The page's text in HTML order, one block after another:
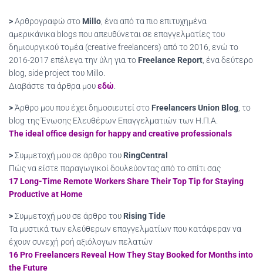
>Αρθρογραφώ στο Millo , ένα από τα πιο επιτυχημένα
αμερικάνικα blogs που απευθύνεται σε επαγγελματίες του
δημιουργικού τομέα (creative freelancers) από το 2016, ενώ το
2016-2017 επέλεγα την ύλη για το Freelance Report , ένα δεύτερο
blog, side project του Millo.
Διαβάστε τα άρθρα μουεδώ
>Άρθρο μου που έχει δημοσιευτεί στο Freelancers Union Blog , το
blog της Ένωσης Ελευθέρων Επαγγελματιών των Η.Π.Α.
The ideal office design for happy and creative professionals
>Συμμετοχή μου σε άρθρο του RingCentral
Πώς να είστε παραγωγικοί δουλεύοντας από το σπίτι σας
17 Long-Time Remote Workers Share Their Top Tip for Staying
Productive at Home
>Συμμετοχή μου σε άρθρο του Rising Tide
Τα μυστικά των ελεύθερων επαγγελματίων που κατάφεραν να
έχουν συνεχή ροή αξιόλογων πελατών
16 Pro Freelancers Reveal How They Stay Booked for Months into
the Future